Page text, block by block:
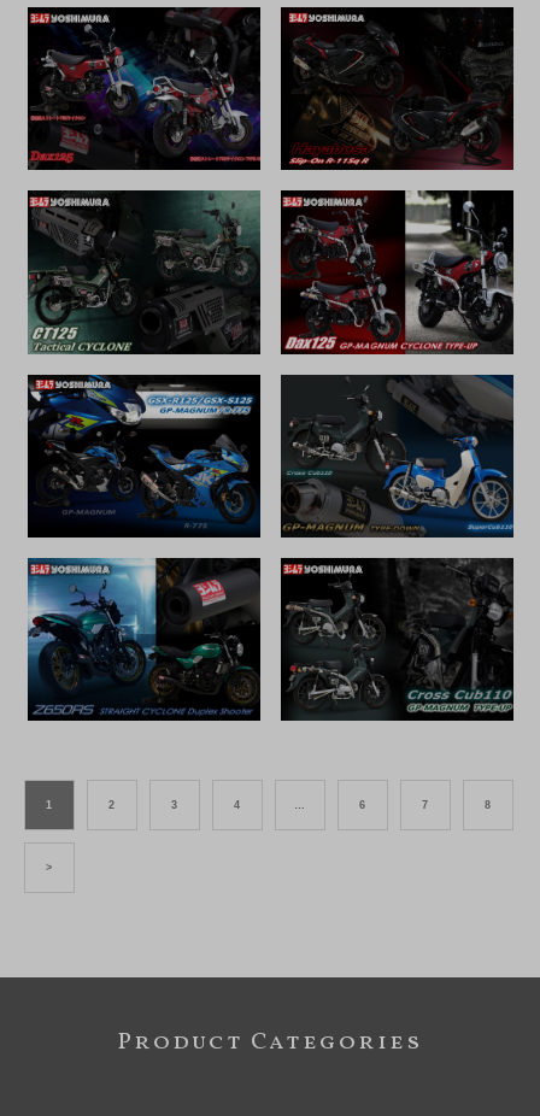
1 2 3 4 … 6 7 8
>
Product Categories